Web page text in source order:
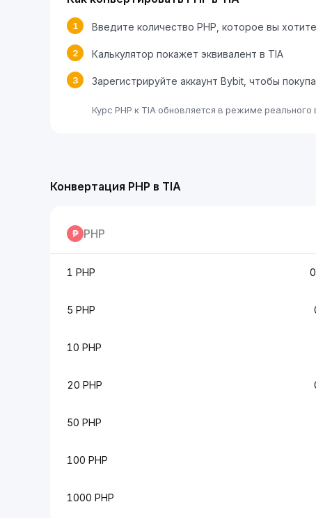
1 Введите количество PHP, которое вы
2 Калькулятор покажет эквивалент в TIA
3 Зарегистрируйте аккаунт Bybit, чтобы
Курс PHP к TIA обновляется в режиме
Конвертация PHP в TIA
PHP
1 PHP
5 PHP
10 PHP
20 PHP
50 PHP
100 PHP
1000 PHP